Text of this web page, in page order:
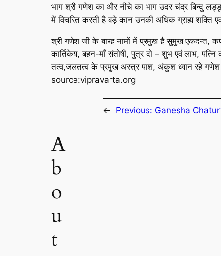
भाग श्री गणेश का और नीचे का भाग उदर चंद्र बिन्दु
में विचरित करती है बड़े कान उनकी अधिक ग्राह्य शक्ति
श्री गणेश जी के बारह नामों में प्रमुख है सुमुख एकदन्त,
कार्तिकेय, बहन-माँ संतोषी, पुत्र दो – शुभ एवं लाभ,
तत्व,जलतत्व के प्रमुख अस्त्र पाश, अंकुश ध्यान रहे गणेश
source:vipravarta.org
← Previous: Ganesha
A
b
o
u
t